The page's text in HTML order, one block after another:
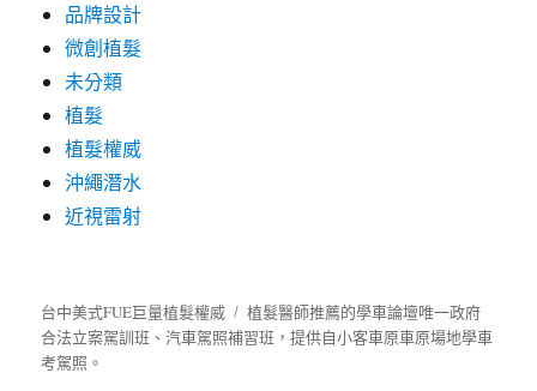
品牌設計
微創植髮
未分類
植髮
植髮權威
沖繩潛水
近視雷射
台中美式FUE巨量植髮權威 植髮醫師推薦的學車論壇唯一政府
合法立案駕訓班、汽車駕照補習班，提供自小客車原車原場地學車
考駕照。